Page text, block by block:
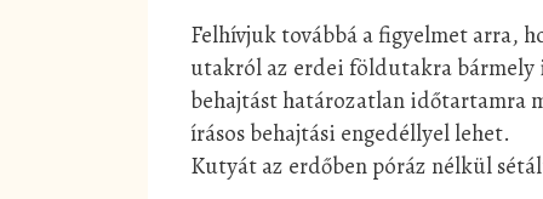
Felhívjuk továbbá a figyelmet arra,
utakról az erdei földutakra bármely
behajtást határozatlan időtartamra
írásos behajtási engedéllyel lehet.
Kutyát az erdőben póráz nélkül